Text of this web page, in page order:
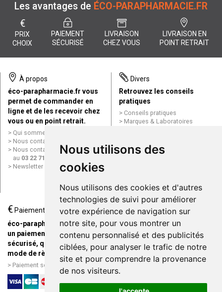
Nous utilisons des
cookies
Nous utilisons des cookies et d'autres
technologies de suivi pour améliorer
votre expérience de navigation sur
notre site, pour vous montrer un
contenu personnalisé et des publicités
ciblées, pour analyser le trafic de notre
site et pour comprendre la provenance
de nos visiteurs.
Les avantages de ÉCO-PARAPHARMACIE.FR
€
PRIX
CHOIX
PAIEMENT
SÉCURISÉ
LIVRAISON
CHEZ VOUS
LIVRAISON EN
POINT RETRAIT
À propos
éco-parapharmacie.fr vous
permet de commander en
ligne et de les recevoir chez
vous ou en point retrait.
Qui sommes nous ?
Nous contacter par e-mail
Nous contacter par téléphone
au 03 22 71 64 10
Newsletter
Divers
Retrouvez les conseils
pratiques
Conseils pratiques
Marques & Laboratoires
Mentions légales
Données personnelles
ligne
€ Paiement
éco-parapharmacie.fr offre
un paiement entièrement
sécurisé, quel que soit le
mode de règlement
Paiement sécurisé et simple
Livraison / Point retrait
Commandez en ligne et
recevez votre commande
rapidement chez vous ou en
point retrait
Livraison chez vous ou en